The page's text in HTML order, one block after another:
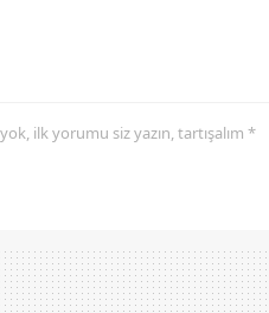
ilk yorumu siz yazın, tartışalım *